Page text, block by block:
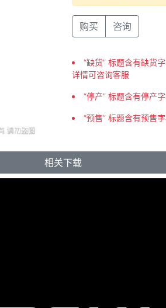
购买 咨询
“缺货” 标题含有缺货
详情可咨询客服
“停产” 标题含有停产
“预售” 标题含有预售
相关下载